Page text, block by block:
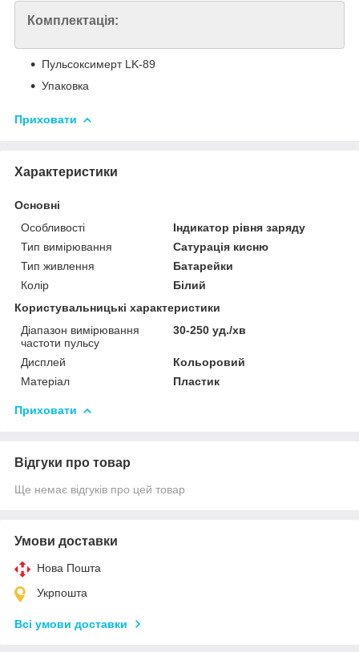
Комплектація:
Пульсоксимерт LK-89
Упаковка
Приховати
Характеристики
Основні
Особливості
Індикатор рівня заряду
Тип вимірювання
Сатурація кисню
Тип живлення
Батарейки
Колір
Білий
Користувальницькі характеристики
Діапазон вимірювання
частоти пульсу
30-250 уд./хв
Дисплей
Кольоровий
Матеріал
Пластик
Приховати
Відгуки про товар
Ще немає відгуків про цей товар
Умови доставки
Нова Пошта
Укрпошта
Всі умови доставки